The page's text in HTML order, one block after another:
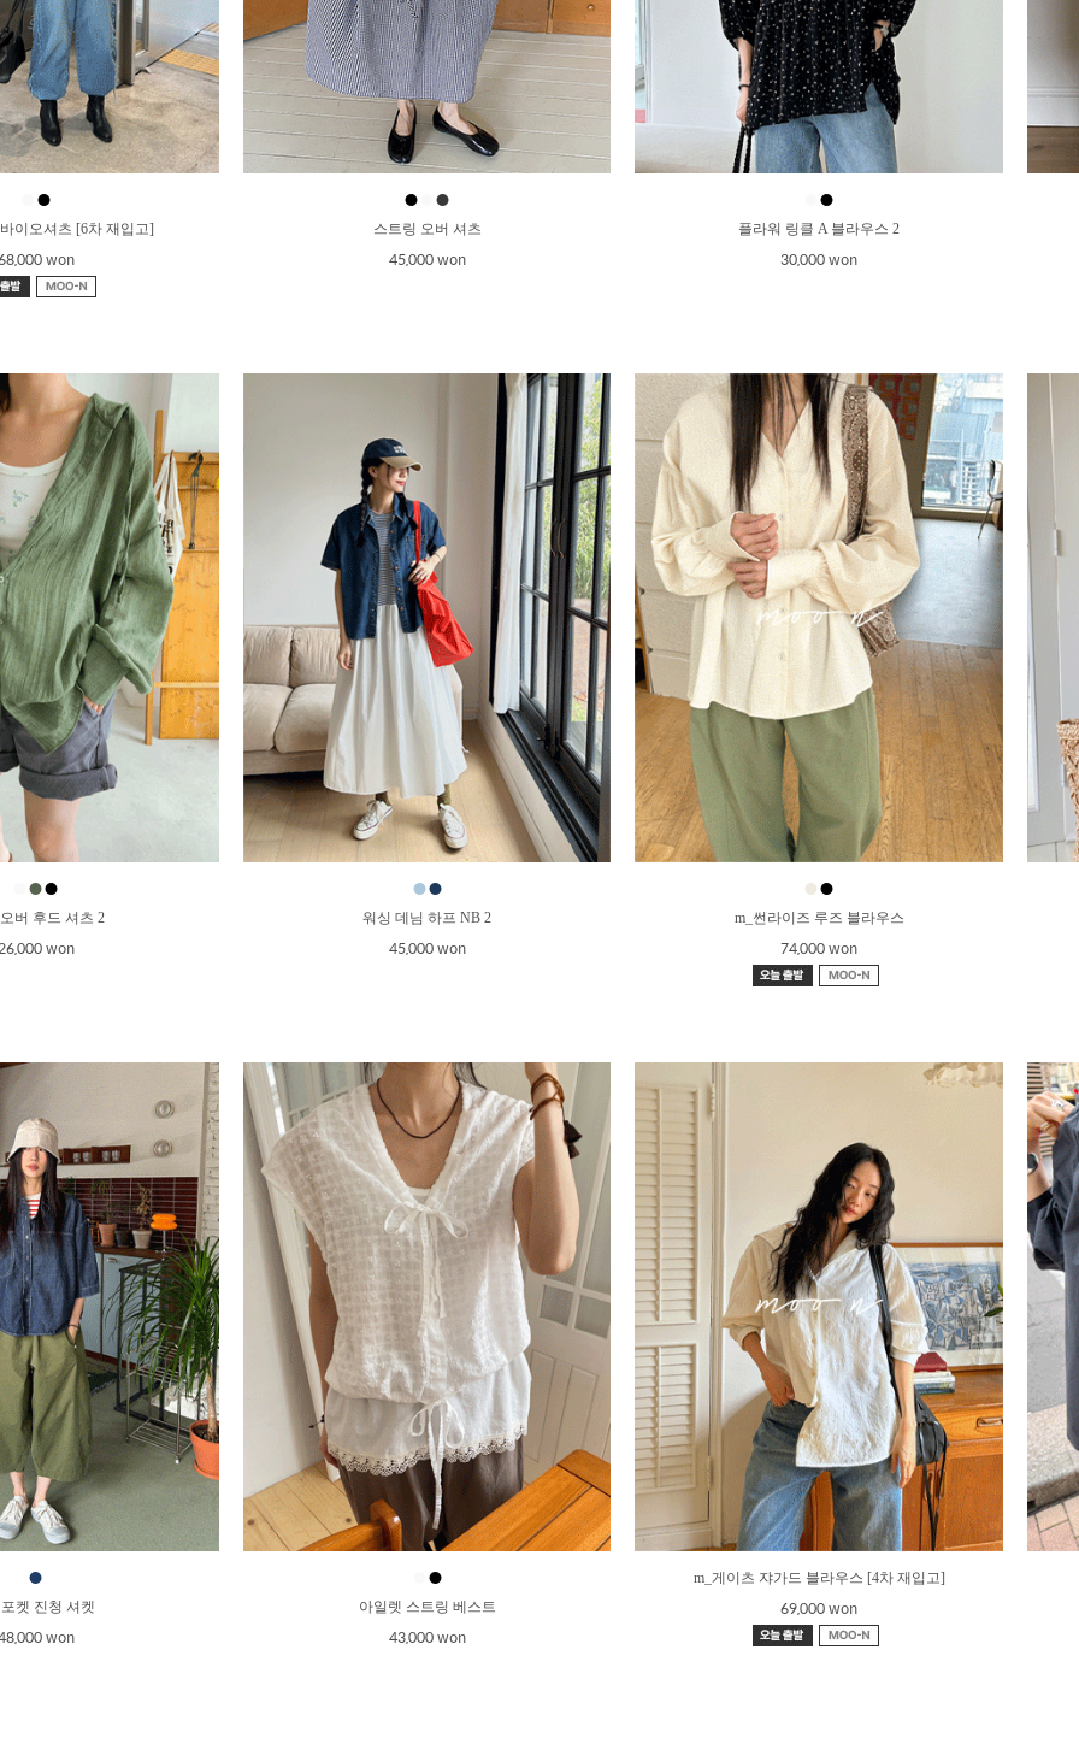
●
이오셔츠 [6차 재입고]
won
● ●
스트링 오버 셔츠
45,000 won
●
플라워 링클 A 블라우스 2
30,000 won
●●
버 후드 셔츠 2
won
●●
워싱 데님 하프 NB 2
45,000 won
●●
m_썬라이즈 루즈 블라우스
74,000 won
●
켓 진청 셔켓
won
●
아일렛 스트링 베스트
43,000 won
m_게이츠 쟈가드 블라우스 [4차 재입고]
69,000 won